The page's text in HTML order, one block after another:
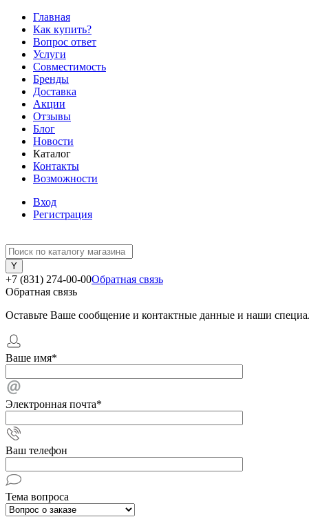
Главная
Как купить?
Вопрос ответ
Услуги
Совместимость
Бренды
Доставка
Акции
Отзывы
Блог
Новости
Каталог
Контакты
Возможности
Вход
Регистрация
+7 (831) 274-00-00Обратная связь
Обратная связь
Оставьте Ваше сообщение и контактные данные и наши
Ваше имя*
Электронная почта*
Ваш телефон
Тема вопроса